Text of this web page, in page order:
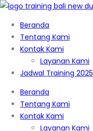
Beranda
Tentang Kami
Kontak Kami
Layanan Kami
Jadwal Training 2025
Beranda
Tentang Kami
Kontak Kami
Layanan Kami